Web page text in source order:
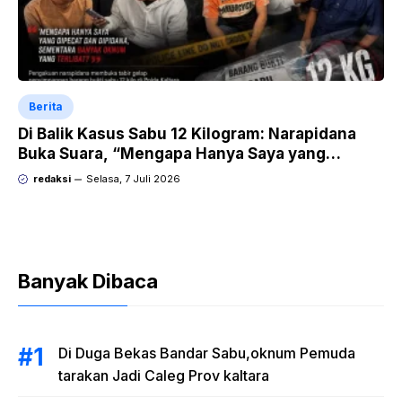
Berita
Di Balik Kasus Sabu 12 Kilogram: Narapidana
Buka Suara, “Mengapa Hanya Saya yang
Dipecat dan Dipidana?
redaksi Selasa, 7 Juli 2026
Banyak Dibaca
Di Duga Bekas Bandar Sabu,oknum Pemuda
tarakan Jadi Caleg Prov kaltara